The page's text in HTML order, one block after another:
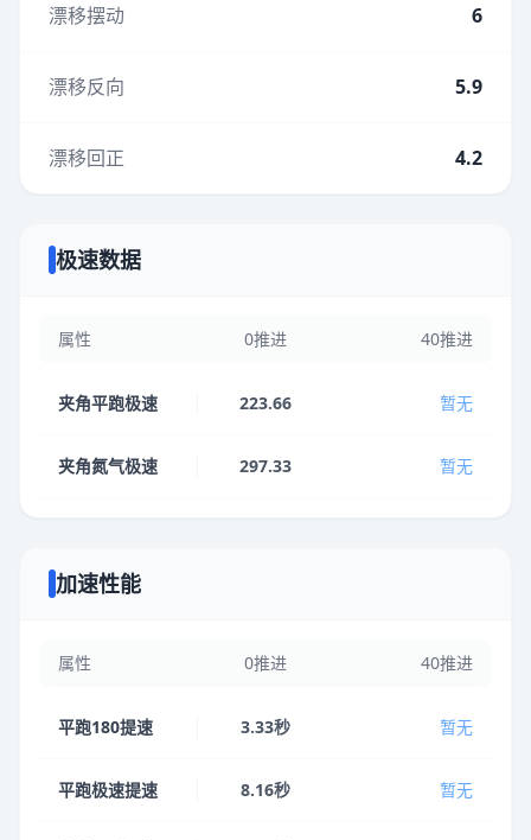
漂移摆动 6
漂移反向 5.9
漂移回正 4.2
极速数据
属性 0推进 40推进
夹角平跑极速 223.66 暂无
夹角氮气极速 297.33 暂无
加速性能
属性 0推进 40推进
平跑180提速 3.33秒 暂无
平跑极速提速 8.16秒 暂无